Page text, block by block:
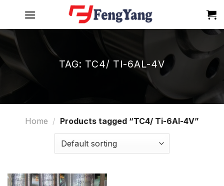
content
TAG: TC4/ TI-6AL-4V
Home / Products tagged “TC4/ Ti-6Al-4V”